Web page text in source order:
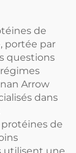
de
portée par
questions
Arrow
dans
de
utilisent une